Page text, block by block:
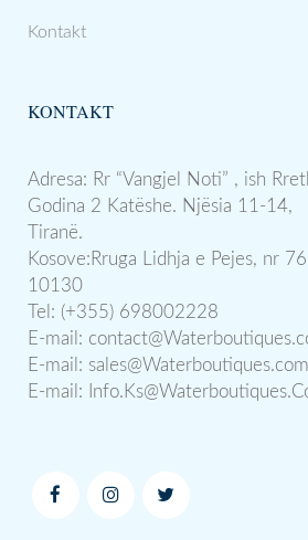
Kontakt
KONTAKT
Adresa: Rr “Vangjel Noti” , ish
Godina 2 Katëshe. Njësia 11-14,
Tiranë.
Kosove:Rruga Lidhja e Pejes, nr
10130
Tel: (+355) 698002228
E-mail:
E-mail: sales@Waterboutiques.com
E-mail: